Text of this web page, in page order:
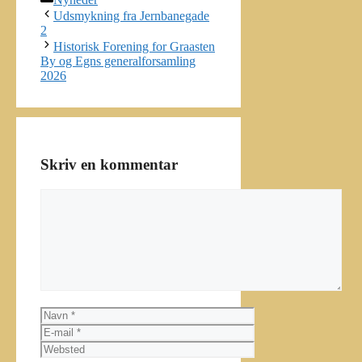
Udsmykning fra Jernbanegade
2
Historisk Forening for Graasten
By og Egns generalforsamling
2026
Skriv en kommentar
Navn
E-
mail
Websted